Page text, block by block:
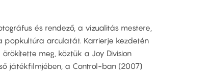
és rendező, a vizualitás mestere,
arculatát. Karrierje kezdetén
meg, köztük a Joy Division
játékfilmjében, a Control-ban (2007)